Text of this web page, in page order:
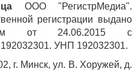
ООО "РегистрМедиа".
регистрации выдано
от 24.06.2015 с
УНП 192032301.
г. Минск, ул. В. Хоружей, д.